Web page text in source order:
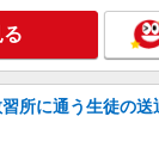
所に通う生徒の送